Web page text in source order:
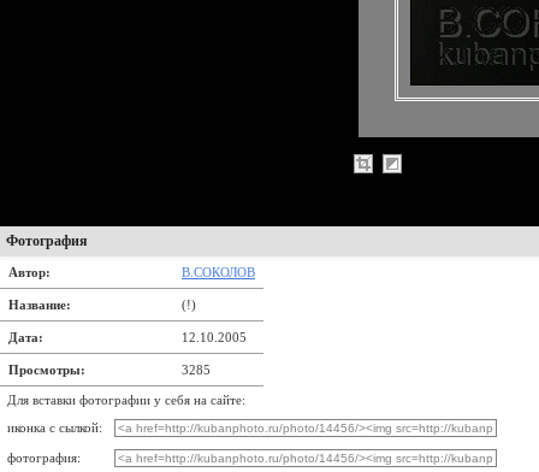
Фотография
Автор: В.СОКОЛОВ
Название: (!)
Дата: 12.10.2005
Просмотры: 3285
Для вставки фотографии у себя на сайте:
иконка с сылкой:
фотография: